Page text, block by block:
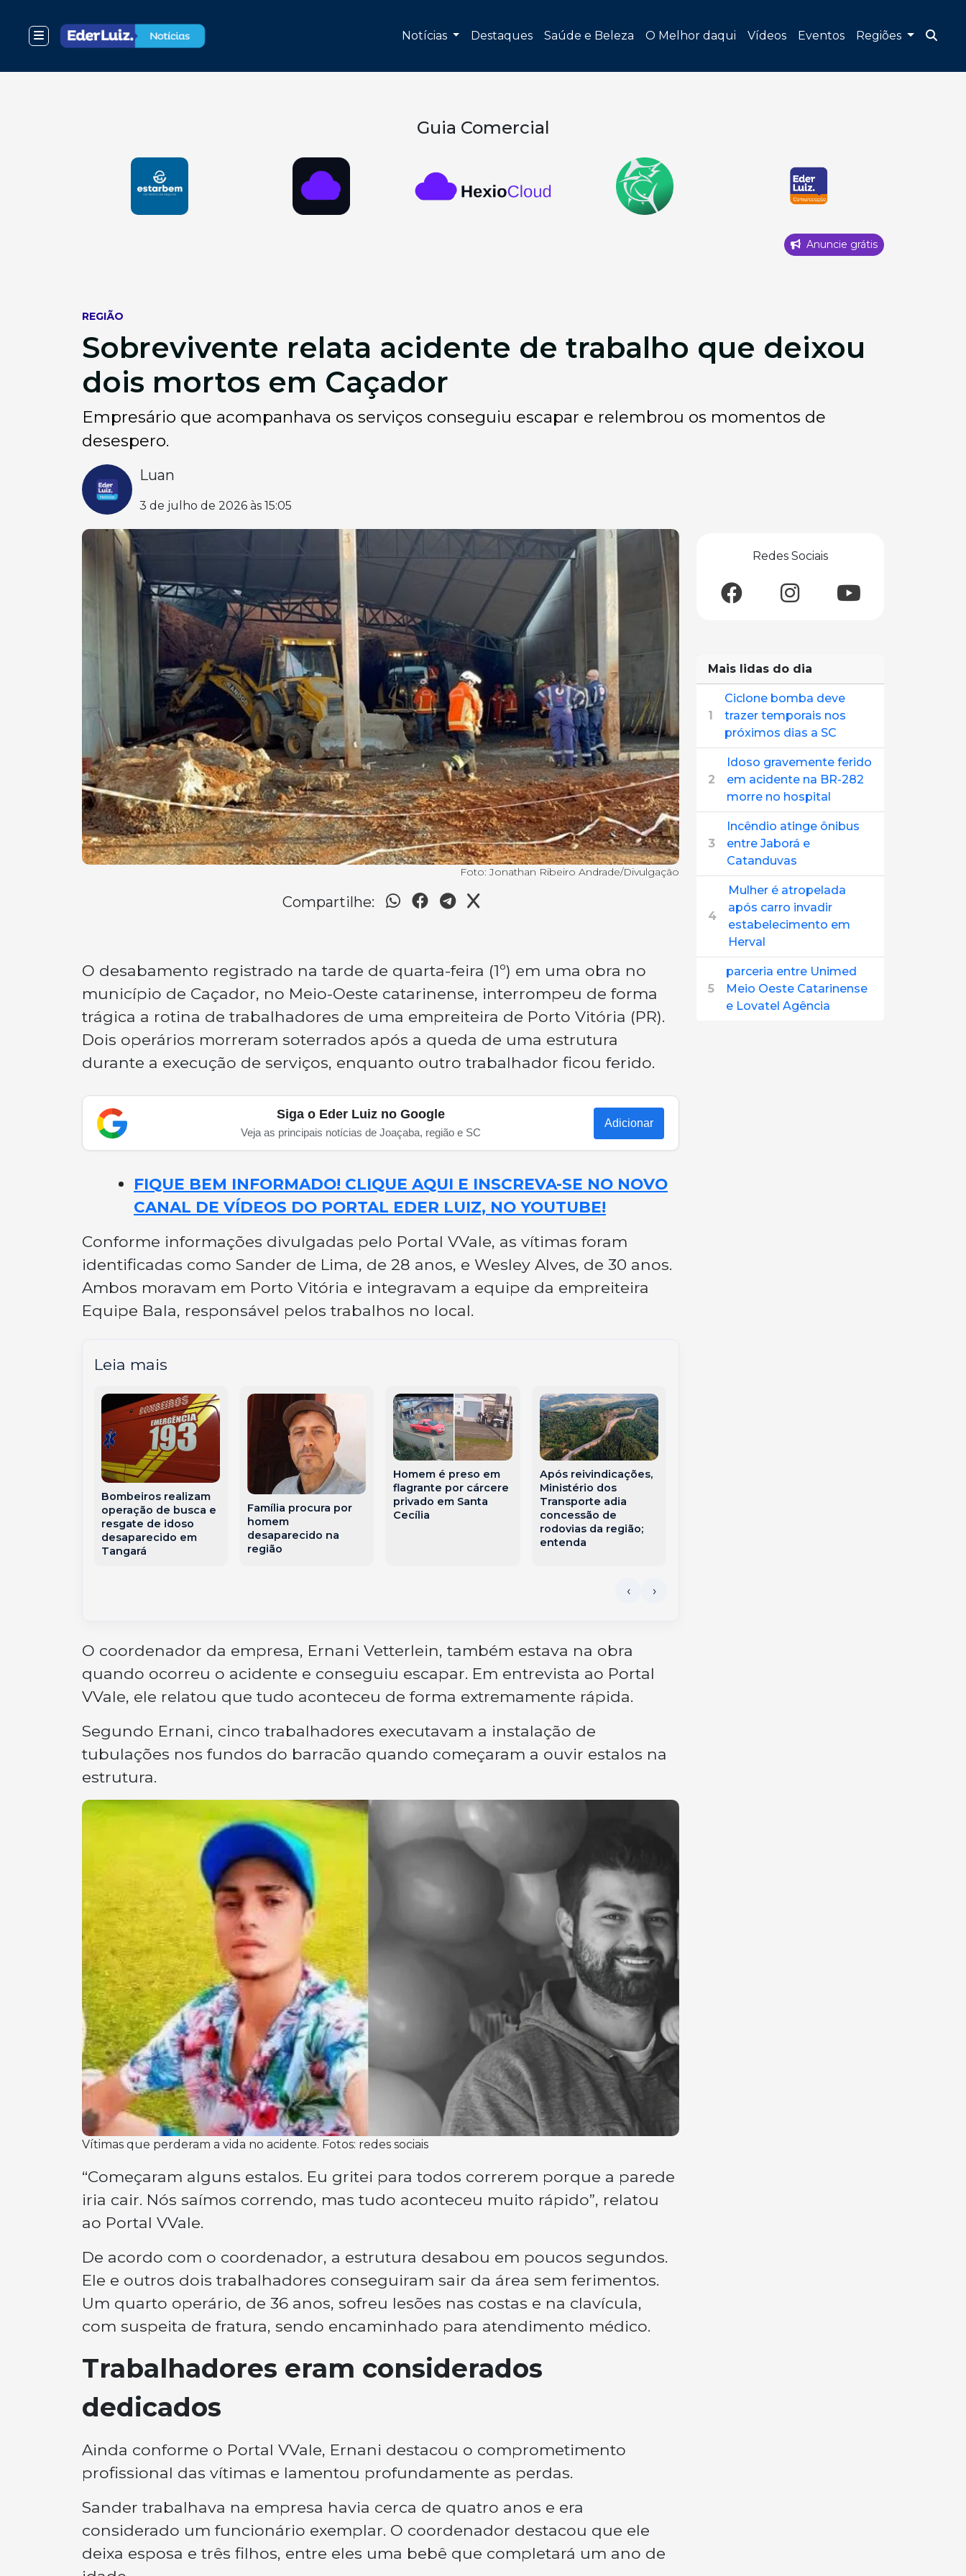
Notícias Destaques Saúde e Beleza O Melhor daqui Vídeos Eventos Regiões
Guia Comercial
Anuncie grátis
REGIÃO
Sobrevivente relata acidente de trabalho que deixou
dois mortos em Caçador
Empresário que acompanhava os serviços conseguiu escapar e relembrou os momentos de
desespero.
Luan
3 de julho de 2026 às 15:05
Foto: Jonathan Ribeiro Andrade/Divulgação
Compartilhe:
O desabamento registrado na tarde de quarta-feira (1º) em uma obra no
município de Caçador, no Meio-Oeste catarinense, interrompeu de forma
trágica a rotina de trabalhadores de uma empreiteira de Porto Vitória (PR).
Dois operários morreram soterrados após a queda de uma estrutura
durante a execução de serviços, enquanto outro trabalhador ficou ferido.
Siga o Eder Luiz no Google
Veja as principais notícias de Joaçaba, região e SC
Adicionar
FIQUE BEM INFORMADO! CLIQUE AQUI E INSCREVA-SE NO NOVO
CANAL DE VÍDEOS DO PORTAL EDER LUIZ, NO YOUTUBE!
Conforme informações divulgadas pelo Portal VVale, as vítimas foram
identificadas como Sander de Lima, de 28 anos, e Wesley Alves, de 30 anos.
Ambos moravam em Porto Vitória e integravam a equipe da empreiteira
Equipe Bala, responsável pelos trabalhos no local.
Leia mais
Bombeiros realizam
operação de busca e
resgate de idoso
desaparecido em
Tangará
Família procura por
homem
desaparecido na
região
Homem é preso em
flagrante por cárcere
privado em Santa
Cecília
Após reivindicações,
Ministério dos
Transporte adia
concessão de
rodovias da região;
entenda
O coordenador da empresa, Ernani Vetterlein, também estava na obra
quando ocorreu o acidente e conseguiu escapar. Em entrevista ao Portal
VVale, ele relatou que tudo aconteceu de forma extremamente rápida.
Segundo Ernani, cinco trabalhadores executavam a instalação de
tubulações nos fundos do barracão quando começaram a ouvir estalos na
estrutura.
Vítimas que perderam a vida no acidente. Fotos: redes sociais
“Começaram alguns estalos. Eu gritei para todos correrem porque a parede
iria cair. Nós saímos correndo, mas tudo aconteceu muito rápido”, relatou
ao Portal VVale.
De acordo com o coordenador, a estrutura desabou em poucos segundos.
Ele e outros dois trabalhadores conseguiram sair da área sem ferimentos.
Um quarto operário, de 36 anos, sofreu lesões nas costas e na clavícula,
com suspeita de fratura, sendo encaminhado para atendimento médico.
Trabalhadores eram considerados
dedicados
Ainda conforme o Portal VVale, Ernani destacou o comprometimento
profissional das vítimas e lamentou profundamente as perdas.
Sander trabalhava na empresa havia cerca de quatro anos e era
considerado um funcionário exemplar. O coordenador destacou que ele
deixa esposa e três filhos, entre eles uma bebê que completará um ano de
Redes Sociais
Mais lidas do dia
1
Ciclone bomba deve
trazer temporais nos
próximos dias a SC
2
Idoso gravemente ferido
em acidente na BR-282
morre no hospital
3
Incêndio atinge ônibus
entre Jaborá e
Catanduvas
4
Mulher é atropelada
após carro invadir
estabelecimento em
Herval
5
parceria entre Unimed
Meio Oeste Catarinense
e Lovatel Agência